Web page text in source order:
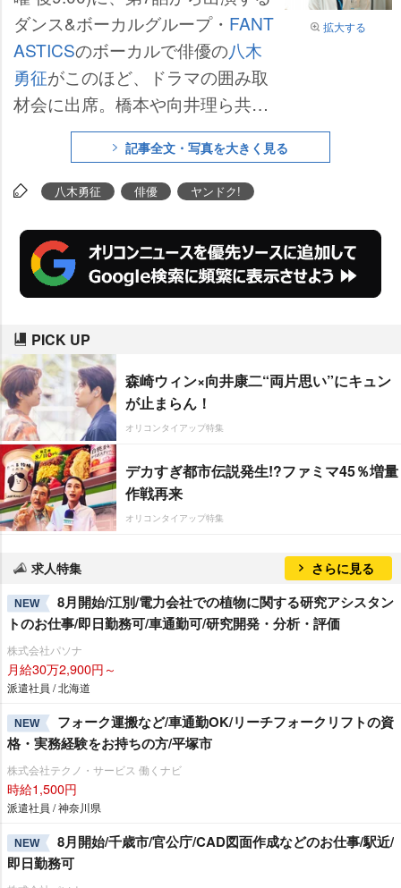
拡大する
ダンス&ボーカルグループ・ FANT
ASTICSのボーカルで俳優の八木
勇征がこのほど、ドラマの囲み取
材会に出席。橋本や向井理ら共演
人の印象に加え、医療の世界との
意外なつながりを告白した。
記事全文・写真を大きく見る
八木勇征 俳優 ヤンドク!
PICK UP
森崎ウィン×向井康二“両片思い”にキュン
が止まらん！
オリコンタイアップ特集
デカすぎ都市伝説発生!?ファミマ45％増量
作戦再来
オリコンタイアップ特集
求人特集 さらに見る
NEW
8月開始/江別/電力会社での植物に関する研究アシスタン
トのお仕事/即日勤務可/車通勤可/研究開発・分析・評価
株式会社パソナ
月給30万2,900円～
派遣社員 / 北海道
NEW
フォーク運搬など/車通勤OK/リーチフォークリフトの資
格・実務経験をお持ちの方/平塚市
株式会社テクノ・サービス 働くナビ
時給1,500円
派遣社員 / 神奈川県
NEW
8月開始/千歳市/官公庁/CAD図面作成などのお仕事/駅近/
即日勤務可